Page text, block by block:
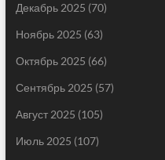
Декабрь 2025 (70)
Ноябрь 2025 (63)
Октябрь 2025 (66)
Сентябрь 2025 (57)
Август 2025 (105)
Июль 2025 (107)